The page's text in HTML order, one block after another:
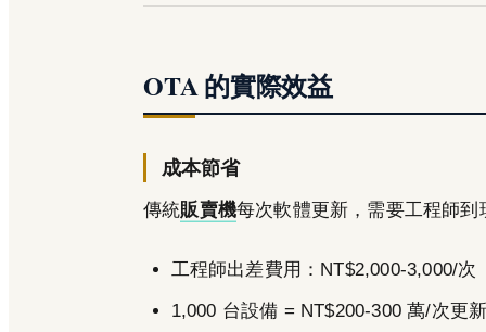
OTA 的實際效益
成本節省
傳統販賣機每次軟體更新，需要工程師到
工程師出差費用：NT$2,000-3,000/次
1,000 台設備 = NT$200-300 萬/次更新